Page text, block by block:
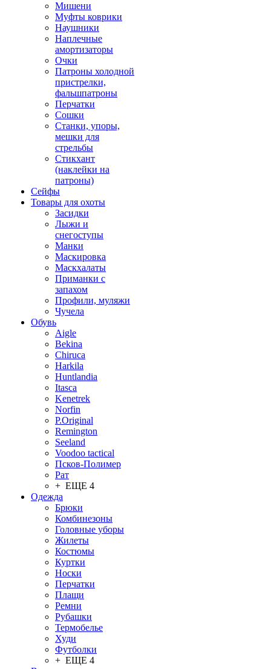
Мишени
Муфты коврики
Наушники
Наплечные
амортизаторы
Очки
Патроны холодной
пристрелки,
фальшпатроны
Перчатки
Сошки
Станки, упоры,
мешки для
стрельбы
Стикхант
(наклейки на
патроны)
Сейфы
Товары для охоты
Засидки
Лыжи и
снегоступы
Манки
Маскировка
Маскхалаты
Приманки с
запахом
Профили, муляжи
Чучела
Обувь
Aigle
Bekina
Chiruсa
Harkila
Huntlandia
Itasca
Kenetrek
Norfin
P.Original
Remington
Seeland
Voodoo tactical
Псков-Полимер
Рат
+ ЕЩЕ 4
Одежда
Брюки
Комбинезоны
Головные уборы
Жилеты
Костюмы
Куртки
Носки
Перчатки
Плащи
Ремни
Рубашки
Термобелье
Худи
Футболки
+ ЕЩЕ 4